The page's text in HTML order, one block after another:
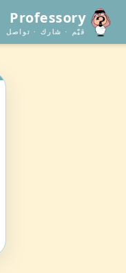
Professory
قيّم · شارك · تواصل